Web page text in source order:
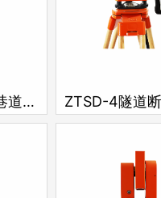
YDM200-C无线巷道断面检测仪